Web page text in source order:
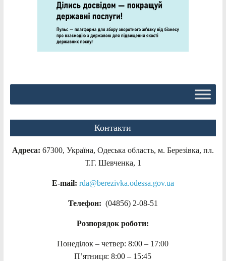
Контакти
Адреса: 67300, Україна, Одеська область, м. Березівка, пл.
Т.Г. Шевченка, 1
E-mail: rda@berezivka.odessa.gov.ua
Телефон: (04856) 2-08-51
Розпорядок роботи:
Понеділок – четвер: 8:00 – 17:00
П’ятниця: 8:00 – 15:45